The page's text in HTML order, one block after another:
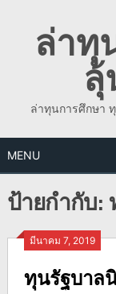
contentล่าทุ
ล่าทุนการศึกษา
MENU
ป้ายกำกับ:
มีนาคม 7, 2019
ทุนรัฐบาล